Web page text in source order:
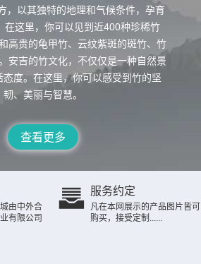
，以其独特的地理和气候条件，孕育
在这里，你可以见到近400种珍稀竹
高贵的龟甲竹、云纹紫斑的斑竹、竹
安吉的竹文化，不仅仅是一种自然景
度。在这里，你可以感受到竹的坚
韧、美丽与智慧。
查看更多
由中外合
有限公司
服务约定
凡在本网展示的产品图片皆可
购买，接受定制......